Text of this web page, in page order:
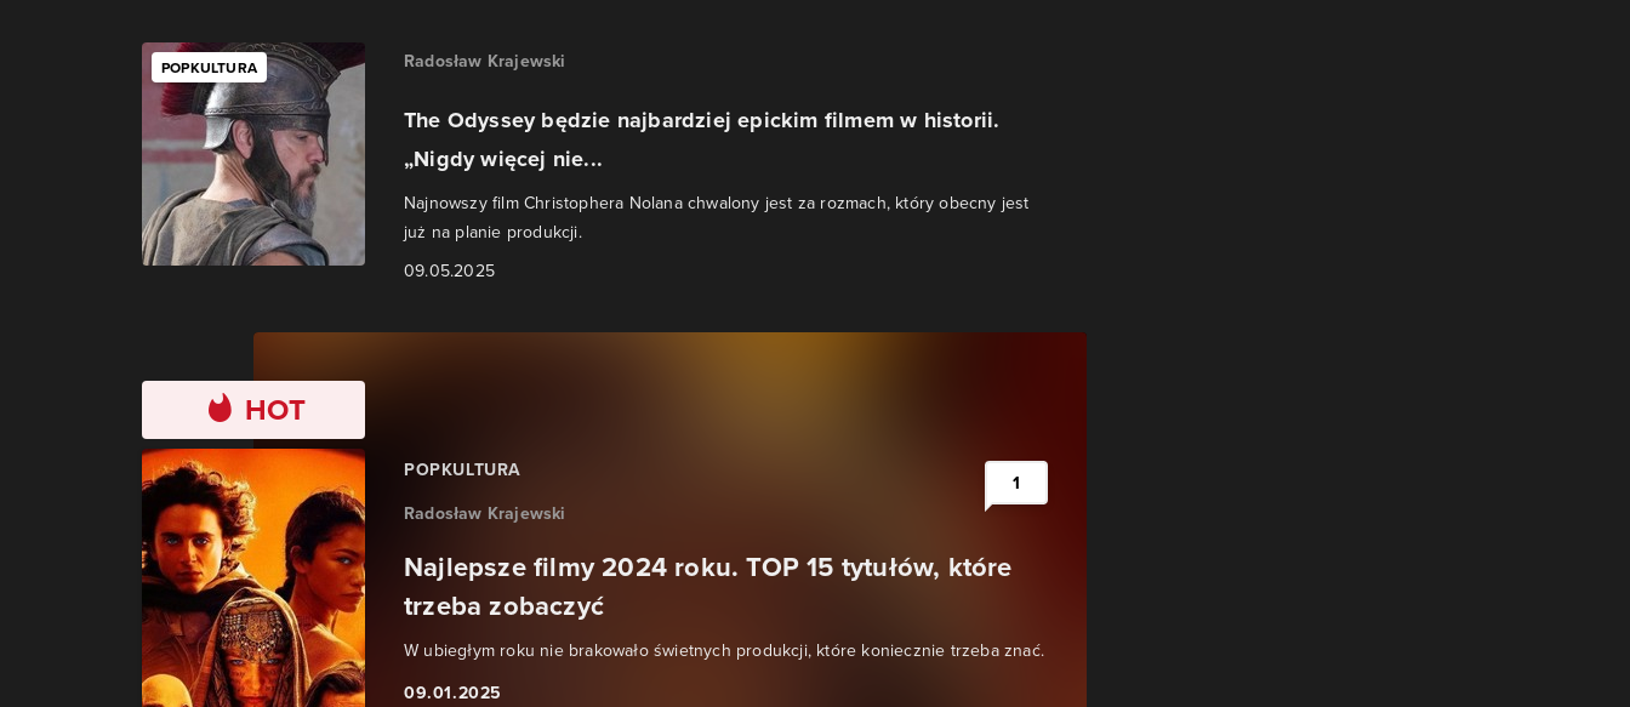
POPKULTURA Radosław Krajewski
The Odyssey będzie najbardziej epickim filmem w historii.
„Nigdy więcej nie...
Najnowszy film Christophera Nolana chwalony jest za rozmach, który obecny jest
już na planie produkcji.
09.05.2025
HOT
POPKULTURA
Radosław Krajewski
Najlepsze filmy 2024 roku. TOP 15 tytułów, które
trzeba zobaczyć
W ubiegłym roku nie brakowało świetnych produkcji, które koniecznie trzeba znać.
09.01.2025
1